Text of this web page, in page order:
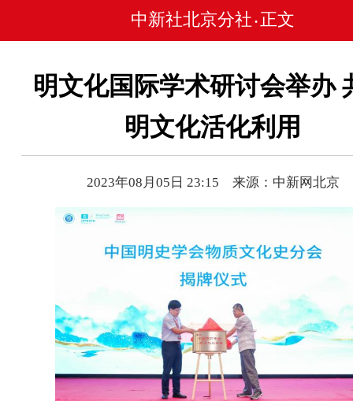
中新社北京分社 • 正文
明文化国际学术研讨会举办
明文化活化利用
2023年08月05日 23:15 来源：中新网北京